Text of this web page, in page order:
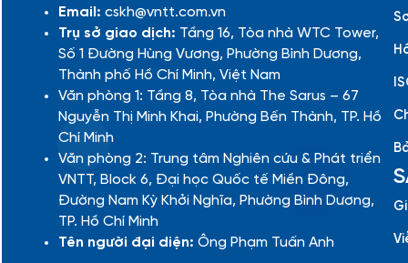
Email: cskh@vntt.com.vn
Trụ sở giao dịch: Tầng 16, Tòa nhà WTC Tower,
Số 1 Đường Hùng Vương, Phường Bình Dương,
Thành phố Hồ Chí Minh, Việt Nam
Văn phòng 1: Tầng 8, Tòa nhà The Sarus – 67
Nguyễn Thị Minh Khai, Phường Bến Thành, TP. Hồ
Chí Minh
Văn phòng 2: Trung tâm Nghiên cứu & Phát triển
VNTT, Block 6, Đại học Quốc tế Miền Đông,
Đường Nam Kỳ Khởi Nghĩa, Phường Bình Dương,
TP. Hồ Chí Minh
Tên người đại diện: Ông Phạm Tuấn Anh